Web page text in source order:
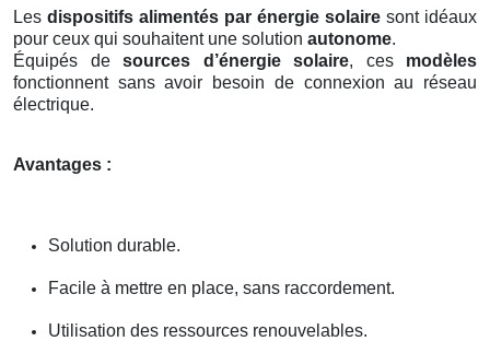
Les dispositifs alimentés par énergie solaire sont idéaux
pour ceux qui souhaitent une solution autonome.
Équipés de sources d’énergie solaire, ces modèles
fonctionnent sans avoir besoin de connexion au réseau
électrique.
Avantages :
Solution durable.
Facile à mettre en place, sans raccordement.
Utilisation des ressources renouvelables.